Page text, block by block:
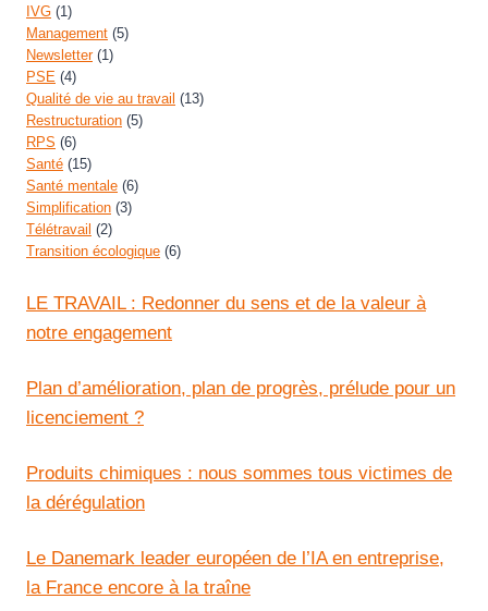
IVG (1)
Management (5)
Newsletter(1)
PSE (4)
Qualité de vie au travail (13)
Restructuration (5)
RPS (6)
Santé (15)
Santé mentale (6)
Simplification (3)
Télétravail (2)
Transition écologique (6)
LE TRAVAIL : Redonner du sens et de la valeur à
notre engagement
Plan d’amélioration, plan de progrès, prélude pour un
licenciement ?
Produits chimiques : nous sommes tous victimes de
la dérégulation
Le Danemark leader européen de l’IA en entreprise,
la France encore à la traîne